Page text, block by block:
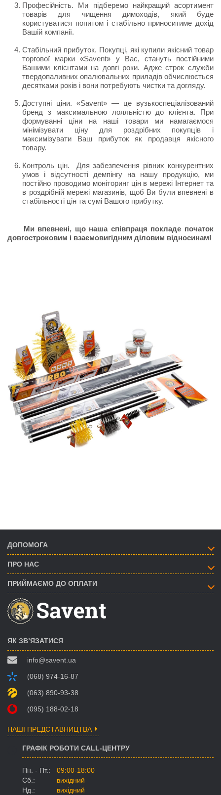
Професійність. Ми підберемо найкращий асортимент
товарів для чищення димоходів, який буде
користуватися попитом і стабільно приноситиме дохід
Вашій компанії.
Стабільний прибуток. Покупці, які купили якісний товар
торгової марки «Savent» у Вас, стануть постійними
Вашими клієнтами на довгі роки. Адже строк служби
твердопаливних опалювальних приладів обчислюється
десятками років і вони потребують чистки та догляду.
Доступні ціни. «Savent» — це вузькоспеціалізований
бренд з максимальною лояльністю до клієнта. При
формуванні ціни на наші товари ми намагаємося
мінімізувати ціну для роздрібних покупців і
максимізувати Ваш прибуток як продавця якісного
товару.
Контроль цін. Для забезпечення рівних конкурентних
умов і відсутності демпінгу на нашу продукцію, ми
постійно проводимо моніторинг цін в мережі Інтернет та
в роздрібній мережі магазинів, щоб Ви були впевнені в
стабільності цін та сумі Вашого прибутку.
Ми впевнені, що наша співпраця покладе початок
довгостроковим і взаємовигідним діловим відносинам!
ДОПОМОГА
ПРО НАС
ПРИЙМАЄМО ДО ОПЛАТИ
ЯК ЗВ’ЯЗАТИСЯ
info@savent.ua
(068) 974-16-87
(063) 890-93-38
(095) 188-02-18
НАШІ ПРЕДСТАВНИЦТВА
ГРАФІК РОБОТИ CALL-ЦЕНТРУ
Пн. - Пт.:
09:00-18:00
Сб.:
вихідний
Нд.:
вихідний